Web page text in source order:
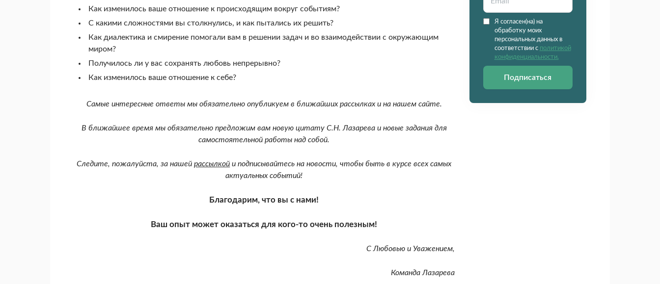
Как изменилось ваше отношение к происходящим вокруг событиям?
С какими сложностями вы столкнулись, и как пытались их решить?
Как диалектика и смирение помогали вам в решении задач и во взаимодействии с окружающим
миром?
Получилось ли у вас сохранять любовь непрерывно?
Как изменилось ваше отношение к себе?
Самые интересные ответы мы обязательно опубликуем в ближайших рассылках и на нашем сайте.
В ближайшее время мы обязательно предложим вам новую цитату С.Н. Лазарева и новые задания для
самостоятельной работы над собой.
Следите, пожалуйста, за нашейрассылкой и подписывайтесь на новости, чтобы быть в курсе всех самых
актуальных событий!
Благодарим, что вы с нами!
Ваш опыт может оказаться для кого-то очень полезным!
С Любовью и Уважением,
Команда Лазарева
Я согласен(на) на
обработку моих
персональных данных в
соответствии с политикой
конфиденциальности.
Подписаться